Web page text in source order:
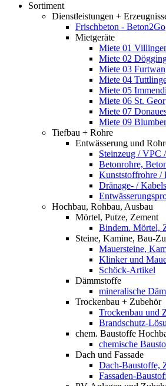
Sortiment
Dienstleistungen +
Frischbeton - Beton2Go
Mietgeräte
Miete 01
Miete 02
Miete 03
Miete 04
Miete 05
Miete 06 St.
Miete 07
Miete 09
Tiefbau + Rohre
Entwässerung und
Steinzeug / VPC
Betonrohre,
Kunststoffrohre /
Dränage- /
Hochbau, Rohbau, Ausbau
Mörtel, Putze, Zement
Bindem. Mörtel,
Steine, Kamine, Bau-
Mauersteine,
Klinker und
Schöck-Artikel
Dämmstoffe
mineralische
Trockenbau + Zubehör
Trockenbau und
Brandschutz-
chem. Baustoffe
chemische
Dach und Fassade
Dach-Baustoffe,
Fassaden-